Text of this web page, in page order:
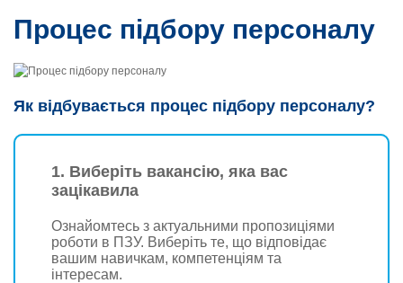
Статутні та реєстраційні документи
Корпоративна інформація та документи
Інвестиційний дохід
Інформація для акціонерів та стейкхолдерів
Збори акціонерів
Контакти для звернення до Страховика, Національного банку
України та інших уповноважених державних органів
Перелік працівників з реалізації
Політика конфіденційності
Порядок використання електронного підпису та електронної
Процес підбору персоналу
Як відбувається процес підбору персоналу?
1. Виберіть вакансію, яка вас
зацікавила
Ознайомтесь з актуальними пропозиціями
роботи в ПЗУ. Виберіть те, що відповідає
вашим навичкам, компетенціям та
інтересам.